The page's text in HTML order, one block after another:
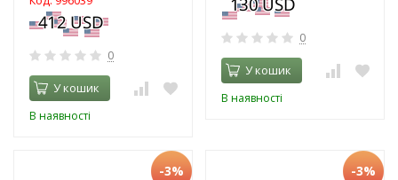
0
У кошик
В наявності
0
У кошик
В наявності
-3% -3%